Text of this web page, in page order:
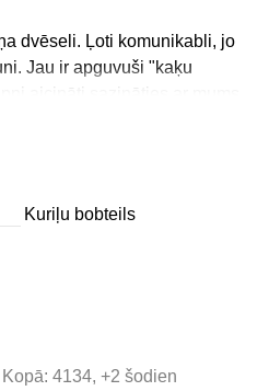
dvēseli. Ļoti komunikabli, jo
Jau ir apguvuši "kaķu
aicināti sazināties ar mums,
Kuriļu bobteils
Kopā: 4134, +2 šodien